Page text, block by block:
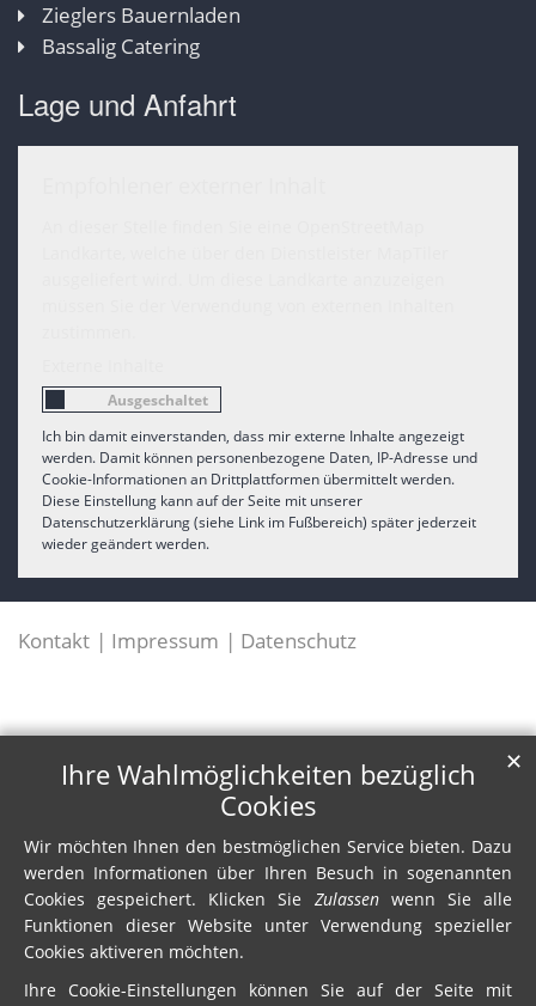
Zieglers Bauernladen
Bassalig Catering
Lage und Anfahrt
Ich bin damit einverstanden, dass mir externe Inhalte angezeigt
werden. Damit können personenbezogene Daten, IP-Adresse und
Cookie-Informationen an Drittplattformen übermittelt werden.
Diese Einstellung kann auf der Seite mit unserer
Datenschutzerklärung (siehe Link im Fußbereich) später jederzeit
wieder geändert werden.
Kontakt Impressum Datenschutz
Ihre Wahlmöglichkeiten bezüglich
Cookies
Wir möchten Ihnen den bestmöglichen Service bieten. Dazu
werden Informationen über Ihren Besuch in sogenannten
Cookies gespeichert. Klicken Sie Zulassenwenn Sie alle
Funktionen dieser Website unter Verwendung spezieller
Cookies aktiveren möchten.
Ihre Cookie-Einstellungen können Sie auf der Seite mit
✕